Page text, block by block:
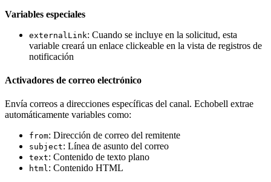
Variables especiales
externalLink: Cuando se incluye en la solicitud, esta
variable creará un enlace clickeable en la vista de registros de
notificación
Activadores de correo electrónico
Envía correos a direcciones específicas del canal. Echobell extrae
automáticamente variables como:
from: Dirección de correo del remitente
subject: Línea de asunto del correo
text: Contenido de texto plano
html: Contenido HTML